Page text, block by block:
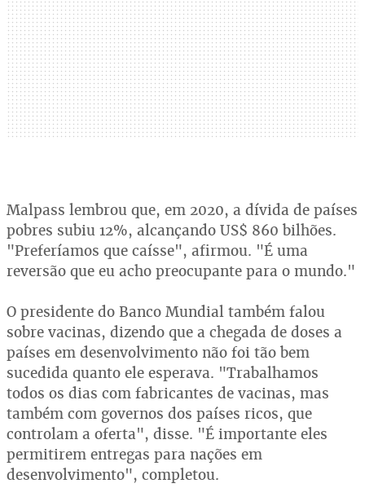
Malpass lembrou que, em 2020, a dívida de países
pobres subiu 12%, alcançando US$ 860 bilhões.
"Preferíamos que caísse", afirmou. "É uma
reversão que eu acho preocupante para o mundo."
O presidente do Banco Mundial também falou
sobre vacinas, dizendo que a chegada de doses a
países em desenvolvimento não foi tão bem
sucedida quanto ele esperava. "Trabalhamos
todos os dias com fabricantes de vacinas, mas
também com governos dos países ricos, que
controlam a oferta", disse. "É importante eles
permitirem entregas para nações em
desenvolvimento", completou.